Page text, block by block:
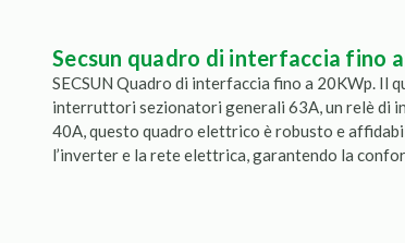
secsun quadro di interfaccia fino
SECSUN Quadro di interfaccia fino a 20KWp.
interruttori sezionatori generali 63A, un relè di
40A, questo quadro elettrico è robusto e
l’inverter e la rete elettrica, garantendo la